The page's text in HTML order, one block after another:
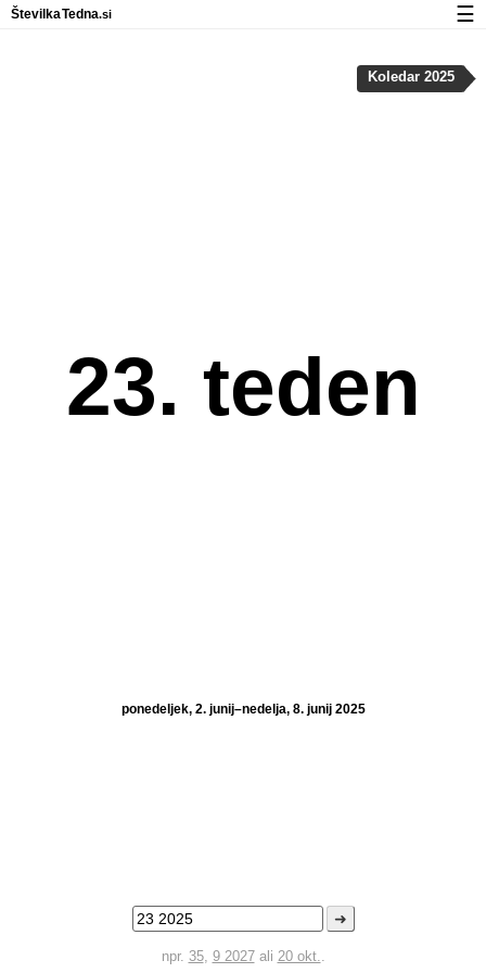
23. teden
ponedeljek, 2. junij–nedelja, 8. junij 2025
➜
npr. 35, 9 2027ali 20 okt..
Koledar 2025
ŠtevilkaTedna.si ☰